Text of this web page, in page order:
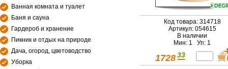
Ванная комната и туалет
Баня и сауна
Гардероб и хранение
Пикник и отдых на природе
Дача, огород, цветоводство
Уборка
Код товара: 314718
Артикул: 054615
В наличии
Мин: 1 Уп: 1
1728 33